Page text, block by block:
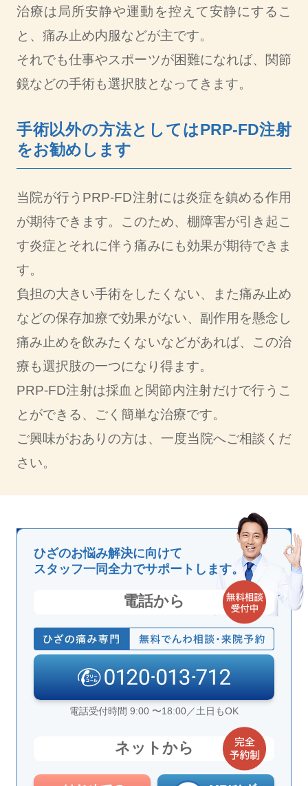
治療は局所安静や運動を控えて安静にするこ
と、痛み止め内服などが主です。
それでも仕事やスポーツが困難になれば、関節
鏡などの手術も選択肢となってきます。
手術以外の方法としてはPRP-FD注射
をお勧めします
当院が行うPRP-FD注射には炎症を鎮める作用
が期待できます。このため、棚障害が引き起こ
す炎症とそれに伴う痛みにも効果が期待できま
す。
負担の大きい手術をしたくない、また痛み止め
などの保存加療で効果がない、副作用を懸念し
痛み止めを飲みたくないなどがあれば、この治
療も選択肢の一つになり得ます。
PRP-FD注射は採血と関節内注射だけで行うこ
とができる、ごく簡単な治療です。
ご興味がおありの方は、一度当院へご相談くだ
さい。
ひざのお悩み解決に向けて
スタッフ一同全力でサポートします。
電話から
電話受付時間 9:00 〜18:00／土日もOK
ネットから